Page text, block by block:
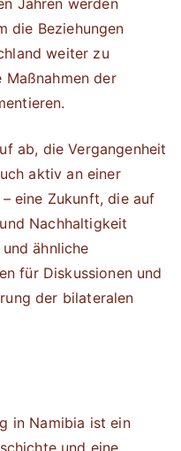
Jahren werden
die Beziehungen
weiter zu
der
ab, die Vergangenheit
aktiv an einer
eine Zukunft, die auf
Nachhaltigkeit
und ähnliche
für Diskussionen und
der bilateralen
in Namibia ist ein
und eine